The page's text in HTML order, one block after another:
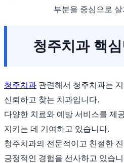
부분을 중심으로
청주치과 핵
청주치과 관련해서 청주치과는
신뢰하고 찾는 치과입니다.
다양한 치료와 예방 서비스를 제
지키는 데 기여하고 있습니다.
청주치과의 전문적이고 친절한
긍정적인 경험을 선사하고 있습